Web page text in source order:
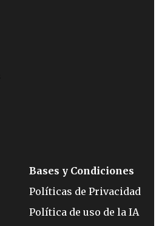
Bases y Condiciones
Políticas de Privacidad
Política de uso de la IA